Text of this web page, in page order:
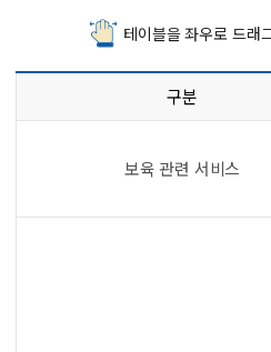
테이블을 좌우로 드래
구분
보육 관련 서비스